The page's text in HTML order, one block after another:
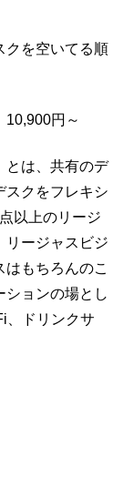
クを空いてる順
10,900円～
とは、共有のデ
スクをフレキシ
以上のリージ
リージャスビジ
もちろんのこ
ションの場とし
、ドリンクサ